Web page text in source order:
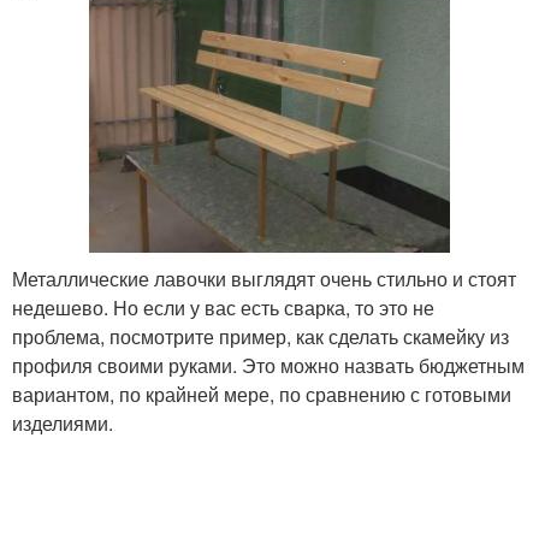
Металлические лавочки выглядят очень стильно и стоят
недешево. Но если у вас есть сварка, то это не
проблема, посмотрите пример, как сделать скамейку из
профиля своими руками. Это можно назвать бюджетным
вариантом, по крайней мере, по сравнению с готовыми
изделиями.